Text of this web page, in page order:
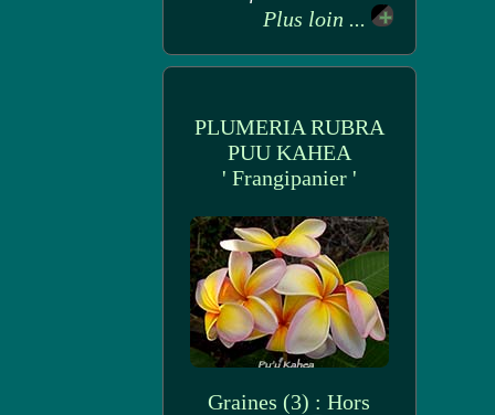
Plus loin ...
PLUMERIA RUBRA
PUU KAHEA
' Frangipanier '
Graines (3) : Hors